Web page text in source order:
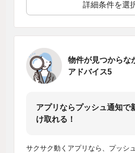
詳細条件を選
物件が見つからな
アドバイス5
アプリならプッシュ通知で
け取れる！
サクサク動くアプリなら、プッシ